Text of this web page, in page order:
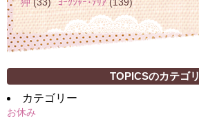
狆(33) ﾖｰｸｼｬｰ･ﾃﾘｱ(139)
TOPICSのカテゴリ
カテゴリー
お休み